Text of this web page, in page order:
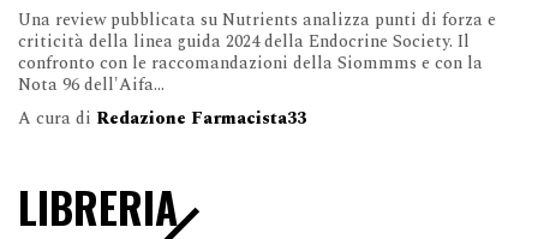
Una review pubblicata su Nutrients analizza punti di forza e
criticità della linea guida 2024 della Endocrine Society. Il
confronto con le raccomandazioni della Siommms e con la
Nota 96 dell'Aifa...
A cura di Redazione Farmacista33
LIBRERIA